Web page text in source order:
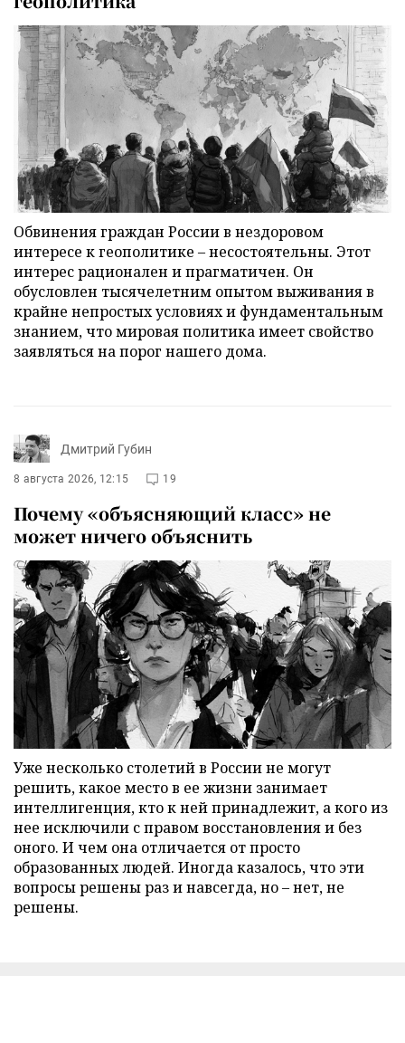
Обвинения граждан России в нездоровом
интересе к геополитике – несостоятельны. Этот
интерес рационален и прагматичен. Он
обусловлен тысячелетним опытом выживания в
крайне непростых условиях и фундаментальным
знанием, что мировая политика имеет свойство
заявляться на порог нашего дома.
Дмитрий Губин
8 августа 2026, 12:15 19
Почему «объясняющий класс» не
может ничего объяснить
Уже несколько столетий в России не могут
решить, какое место в ее жизни занимает
интеллигенция, кто к ней принадлежит, а кого из
нее исключили с правом восстановления и без
оного. И чем она отличается от просто
образованных людей. Иногда казалось, что эти
вопросы решены раз и навсегда, но – нет, не
решены.